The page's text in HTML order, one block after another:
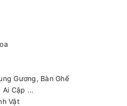
Gương, Bàn Ghế
Ai Cập ...
Vật